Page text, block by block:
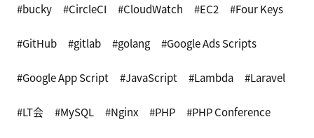
bucky CircleCI CloudWatch EC2 Four Keys
GitHub gitlab golang Google Ads Scripts
Google App Script JavaScript Lambda Laravel
LT会 MySQL Nginx PHP PHP Conference